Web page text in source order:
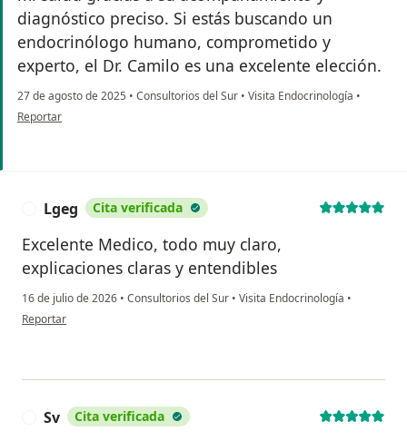
diagnóstico preciso. Si estás buscando un
endocrinólogo humano, comprometido y
experto, el Dr. Camilo es una excelente elección.
27 de agosto de 2025 • Consultorios del Sur • Visita Endocrinología •
en opinión del usuario Tatiana Martinez
Reportar
Lgeg Cita verificada
Excelente Medico, todo muy claro,
explicaciones claras y entendibles
16 de julio de 2026 • Consultorios del Sur • Visita Endocrinología •
en opinión del usuario Lgeg
Reportar
Sv Cita verificada